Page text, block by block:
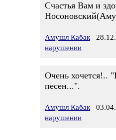
Счастья Вам и
Амушл Кабак
нарушении
Очень хочется!..
песен...".
Амушл Кабак
нарушении